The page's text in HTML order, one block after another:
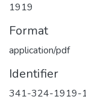
1919
Format
application/pdf
Identifier
341-324-1919-